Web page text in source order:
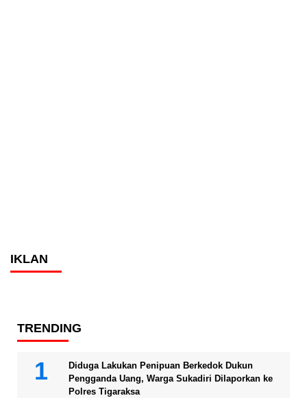
IKLAN
TRENDING
Diduga Lakukan Penipuan Berkedok Dukun
Pengganda Uang, Warga Sukadiri Dilaporkan ke
Polres Tigaraksa